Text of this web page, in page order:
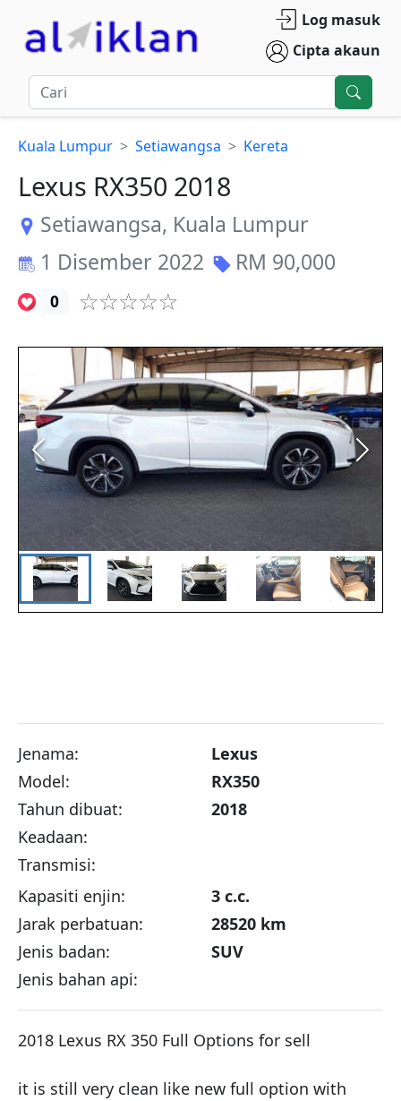
Log masuk
Cipta akaun
Kuala Lumpur Setiawangsa Kereta
Lexus RX350 2018
Setiawangsa, Kuala Lumpur
1 Disember 2022
RM 90,000
0
Jenama:
Lexus
Model:
RX350
Tahun dibuat:
2018
Keadaan:
Transmisi:
Kapasiti enjin:
3 c.c.
Jarak perbatuan:
28520 km
Jenis badan:
SUV
Jenis bahan api:
2018 Lexus RX 350 Full Options for sell
it is still very clean like new full option with